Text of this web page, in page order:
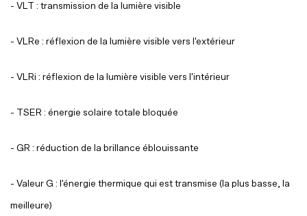
- VLT : transmission de la lumière visible
- VLRe : réflexion de la lumière visible vers l'extérieur
- VLRi : réflexion de la lumière visible vers l'intérieur
- TSER : énergie solaire totale bloquée
- GR : réduction de la brillance éblouissante
- Valeur G : l'énergie thermique qui est transmise (la plus basse, la
meilleure)